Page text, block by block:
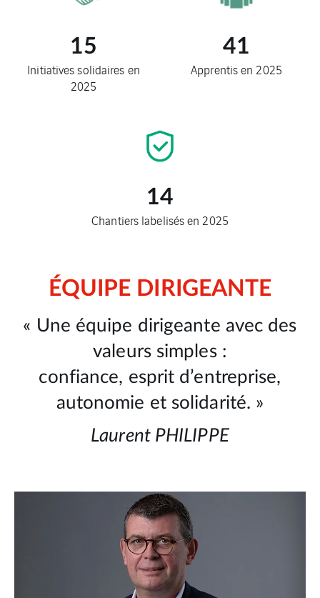
15
Initiatives solidaires en
2025
41
Apprentis en 2025
14
Chantiers labelisés en 2025
ÉQUIPE DIRIGEANTE
« Une équipe dirigeante avec des
valeurs simples :
confiance, esprit d’entreprise,
autonomie et solidarité. »
Laurent PHILIPPE